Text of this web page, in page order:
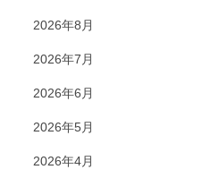
2026年8月
2026年7月
2026年6月
2026年5月
2026年4月